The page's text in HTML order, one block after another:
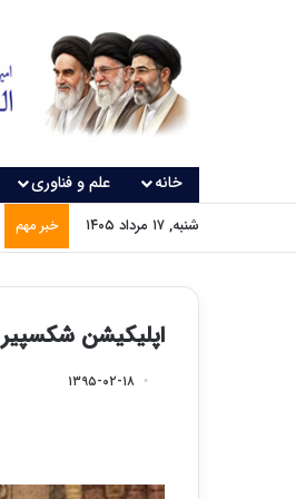
خانه علم و فناوری
شنبه, ۱۷ مرداد ۱۴۰۵ خبر مهم
اپلیکیشن
۱۳۹۵-۰۲-۱۸